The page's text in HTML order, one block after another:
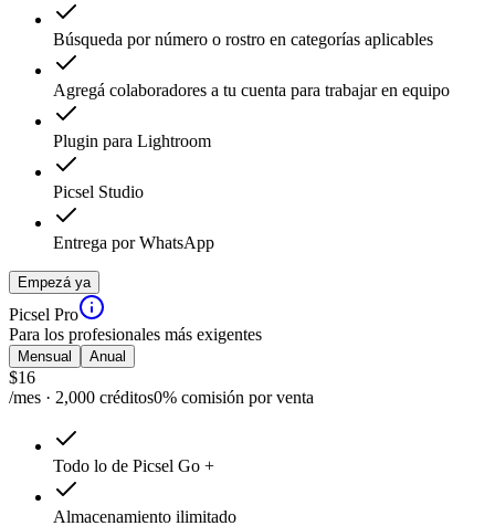
Búsqueda por número o rostro en categorías aplicables
Agregá colaboradores a tu cuenta para trabajar en equipo
Plugin para Lightroom
Picsel Studio
Entrega por WhatsApp
Empezá ya
Picsel Pro
Para los profesionales más exigentes
Mensual Anual
$16
/mes · 2,000 créditos0% comisión por venta
Todo lo de Picsel Go +
Almacenamiento ilimitado